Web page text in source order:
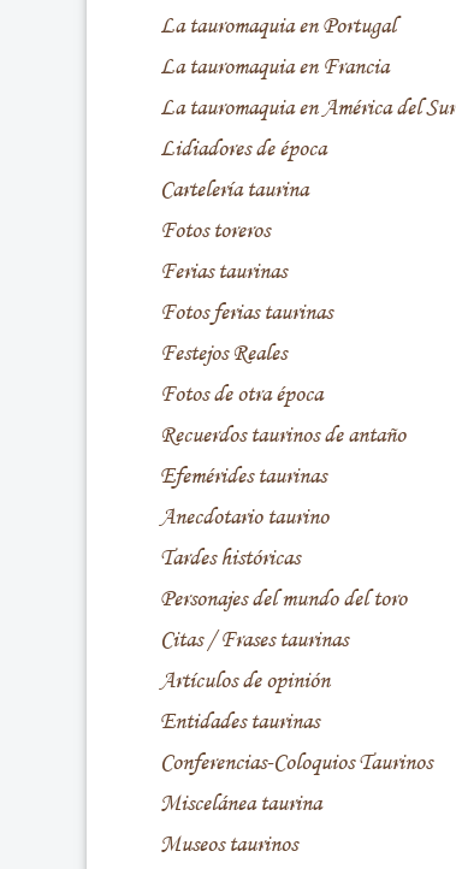
La tauromaquia en Portugal
La tauromaquia en Francia
La tauromaquia en América del Sur
Lidiadores de época
Cartelería taurina
Fotos toreros
Ferias taurinas
Fotos ferias taurinas
Festejos Reales
Fotos de otra época
Recuerdos taurinos de antaño
Efemérides taurinas
Anecdotario taurino
Tardes históricas
Personajes del mundo del toro
Citas / Frases taurinas
Artículos de opinión
Entidades taurinas
Conferencias-Coloquios Taurinos
Miscelánea taurina
Museos taurinos